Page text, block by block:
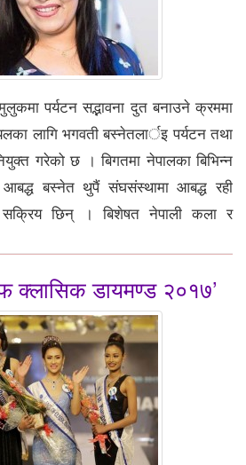
पर्यटन सद्भावना दुत बनाउने क्रममा
लागि भगवती बस्नेतलार्इ पर्यटन तथा
गरेको छ । बिगतमा नेपालका बिभिन्न
आबद्ध बस्नेत थुपैं संघसंस्थामा आबद्ध रही
सक्रिय छिन् । बिशेषत नेपाली कला र
क्लासिक डायमण्ड २०१७’